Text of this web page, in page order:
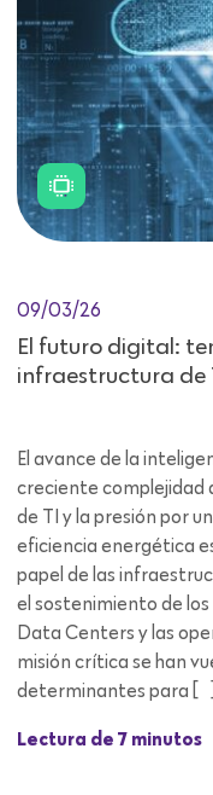
09/03/26
El futuro digital:
infraestructura de
El avance de la
creciente complejidad
de TI y la presión por
eficiencia energética
papel de las
el sostenimiento de los
Data Centers y las
misión crítica se han
determinantes para […]
Lectura de 7 minutos